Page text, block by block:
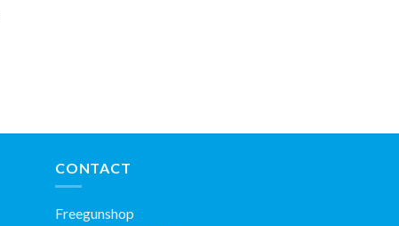
CONTACT
Freegunshop